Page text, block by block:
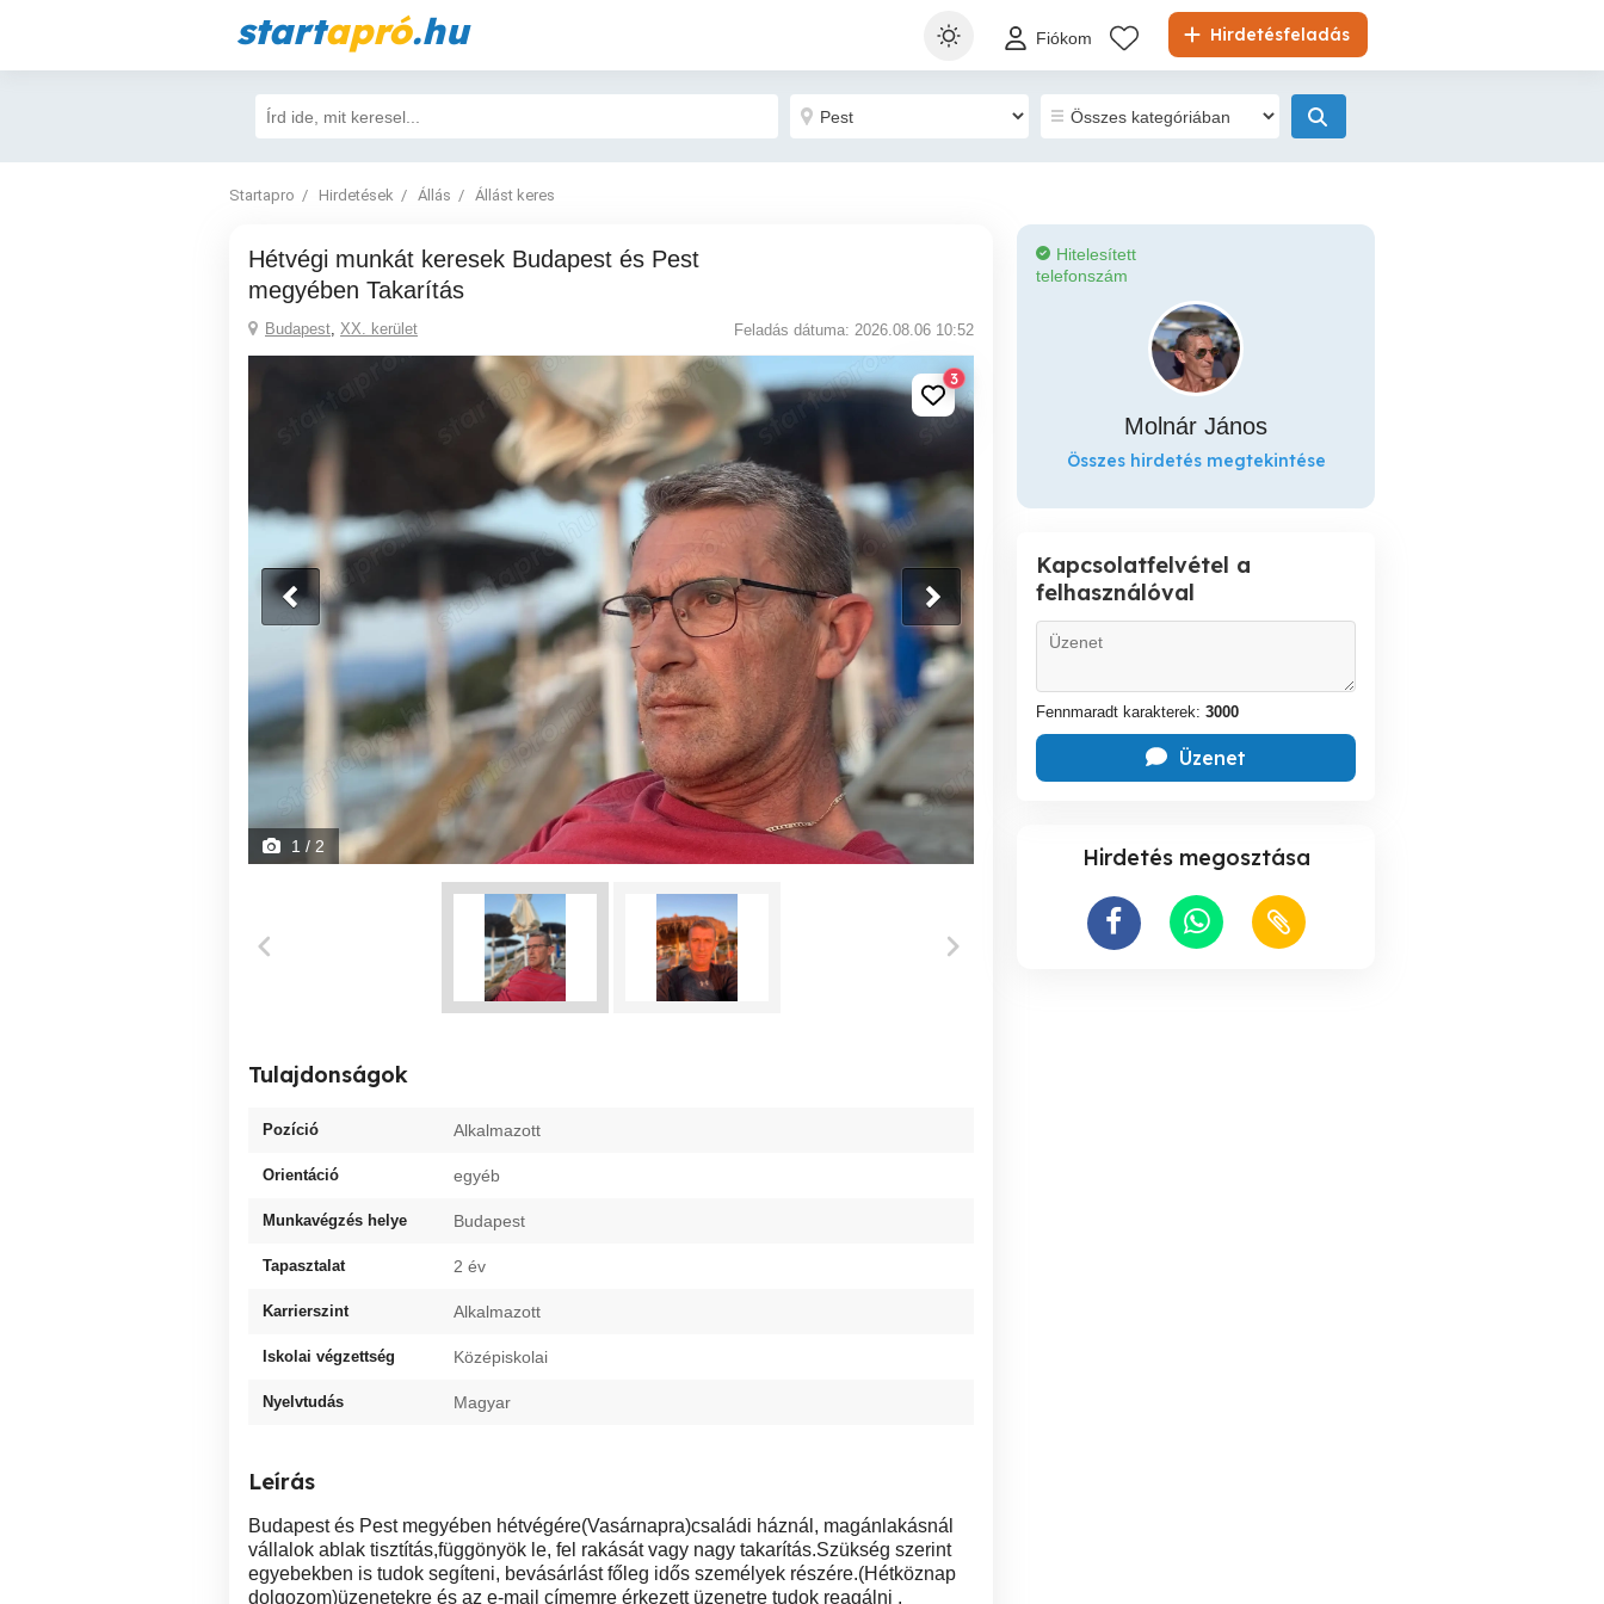
startapró.hu Hirdetésfeladás
Fiókom
Startapro Hirdetések Állás Állást keres
Hétvégi munkát keresek Budapest és Pest
megyében Takarítás
Budapest, XX. kerület Feladás dátuma: 2026.08.06 10:52
3
1 / 2
Tulajdonságok
Pozíció Alkalmazott
Orientáció egyéb
Munkavégzés helye Budapest
Tapasztalat 2 év
Karrierszint Alkalmazott
Iskolai végzettség Középiskolai
Nyelvtudás Magyar
Leírás
Budapest és Pest megyében hétvégére(Vasárnapra)családi háznál, magánlakásnál
vállalok ablak tisztítás,függönyök le, fel rakását vagy nagy takarítás.Szükség szerint
egyebekben is tudok segíteni, bevásárlást főleg idős személyek részére.(Hétköznap
dolgozom)üzenetekre és az e-mail címemre érkezett üzenetre tudok reagálni .
Hitelesített
telefonszám
Molnár János
Összes hirdetés megtekintése
Kapcsolatfelvétel a
felhasználóval
Fennmaradt karakterek: 3000
Üzenet
Hirdetés megosztása